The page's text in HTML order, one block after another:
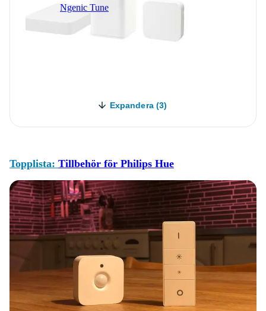
Ngenic Tune
Expandera (3)
Topplista: Tillbehör för Philips Hue